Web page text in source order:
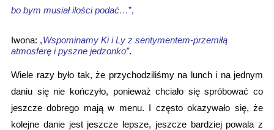
bo bym musiał ilości podać…”,
Iwona: „Wspominamy Ki i Ly z sentymentem-przemiłą
atmosferę i pyszne jedzonko”.
Wiele razy było tak, że przychodziliśmy na lunch i na jednym
daniu się nie kończyło, ponieważ chciało się spróbować co
jeszcze dobrego mają w menu. I często okazywało się, że
kolejne danie jest jeszcze lepsze, jeszcze bardziej powala z